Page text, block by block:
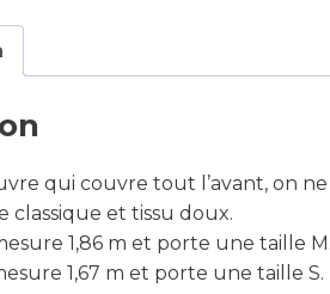
qui couvre tout l’avant, on
classique et tissu doux.
1,86 m et porte une taille M.
1,67 m et porte une taille S.